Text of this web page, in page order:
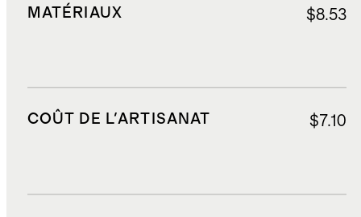
MATÉRIAUX $8.53
COÛT DE L'ARTISANAT $7.10